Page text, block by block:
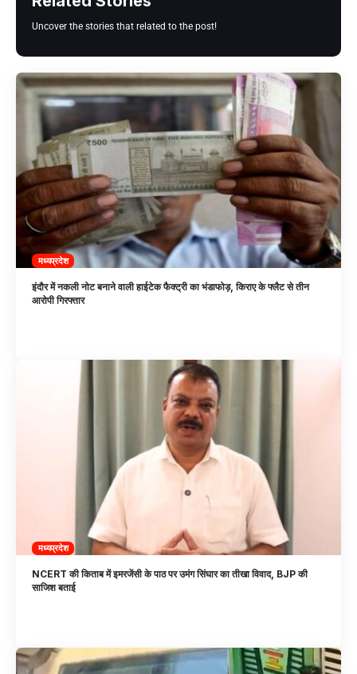
Uncover the stories that related to the post!
मध्यप्रदेश
इंदौर में नकली नोट बनाने वाली हाईटेक फैक्ट्री का भंडाफोड़, किराए के फ्लैट से तीन
आरोपी गिरफ्तार
मध्यप्रदेश
NCERT की किताब में इमरजेंसी के पाठ पर उमंग सिंघार का तीखा विवाद, BJP की
साजिश बताई